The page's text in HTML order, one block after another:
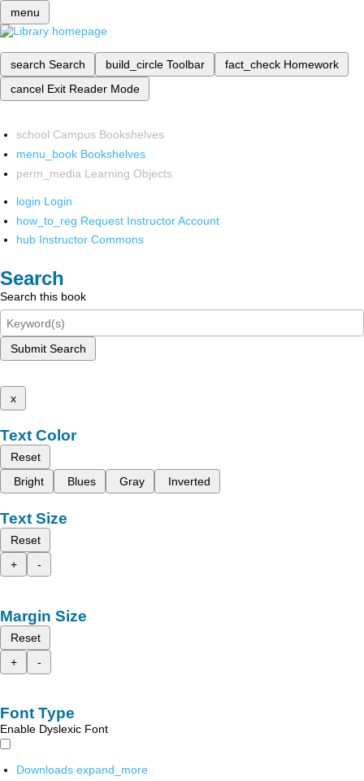
menu
search Search build_circle Toolbar fact_check Homework
cancel Exit Reader Mode
school Campus Bookshelves
menu_book Bookshelves
perm_media Learning Objects
login Login
how_to_reg Request Instructor Account
hub Instructor Commons
Search
Search this book
Submit Search
x
Text Color
Reset
Bright
Blues Gray Inverted
Text Size
Reset
+
-
Margin Size
Reset
+
-
Font Type
Enable Dyslexic Font
Downloads expand_more